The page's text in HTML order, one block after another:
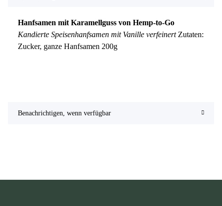
Hanfsamen mit Karamellguss von Hemp-to-Go
Kandierte Speisenhanfsamen mit Vanille verfeinertZutaten:
Zucker, ganze Hanfsamen 200g
Benachrichtigen, wenn verfügbar